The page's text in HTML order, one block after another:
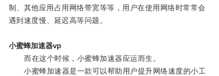
制、其他应用占用网络带宽等等，用户在使用网络时常常会
遇到速度慢、延迟高等问题。
小蜜蜂加速器vp
而在这个时候，小蜜蜂加速器应运而生。
小蜜蜂加速器是一款可以帮助用户提升网络速度的小工